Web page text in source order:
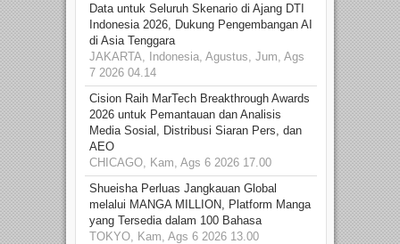
Data untuk Seluruh Skenario di Ajang DTI
Indonesia 2026, Dukung Pengembangan AI
di Asia Tenggara
JAKARTA, Indonesia, Agustus, Jum, Ags
7 2026 04.14
Cision Raih MarTech Breakthrough Awards
2026 untuk Pemantauan dan Analisis
Media Sosial, Distribusi Siaran Pers, dan
AEO
CHICAGO, Kam, Ags 6 2026 17.00
Shueisha Perluas Jangkauan Global
melalui MANGA MILLION, Platform Manga
yang Tersedia dalam 100 Bahasa
TOKYO, Kam, Ags 6 2026 13.00